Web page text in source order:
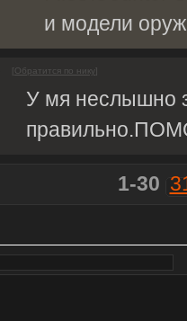
и модели
[Обратится по нику]
У мя неслышно
1-30